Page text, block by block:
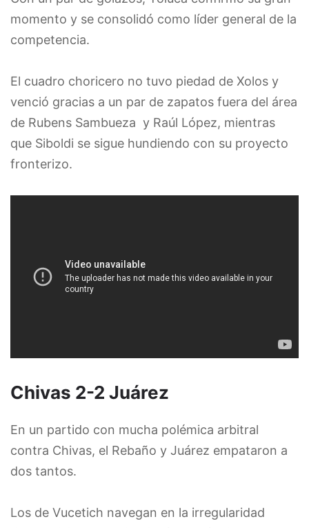
momento y se consolidó como líder general de la
competencia.
El cuadro choricero no tuvo piedad de Xolos y
venció gracias a un par de zapatos fuera del área
de Rubens Sambueza y Raúl López, mientras
que Siboldi se sigue hundiendo con su proyecto
fronterizo.
Chivas 2-2 Juárez
En un partido con mucha polémica arbitral
contra Chivas, el Rebaño y Juárez empataron a
dos tantos.
Los de Vucetich navegan en la irregularidad